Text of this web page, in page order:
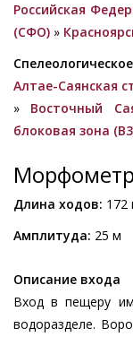
Российская
(СФО) »
Алтае-Саянская
» Восточный
блоковая зона
Длина ходов: 172
Амплитуда: 25 м
Описание входа
Вход в пещеру
водоразделе.